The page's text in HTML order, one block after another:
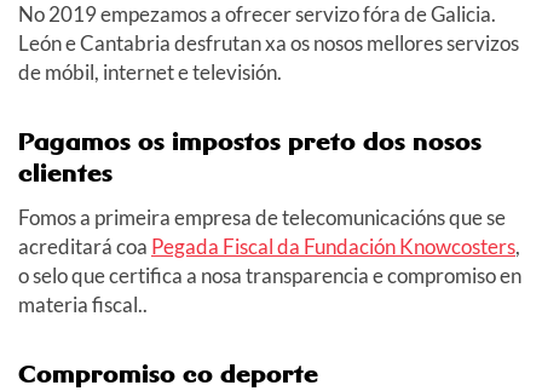
No 2019 empezamos a ofrecer servizo fóra de Galicia.
León e Cantabria desfrutan xa os nosos mellores servizos
de móbil, internet e televisión.
Pagamos os impostos preto dos nosos
clientes
Fomos a primeira empresa de telecomunicacións que se
acreditará coa Pegada Fiscal da Fundación Knowcosters,
o selo que certifica a nosa transparencia e compromiso en
materia fiscal..
Compromiso co deporte